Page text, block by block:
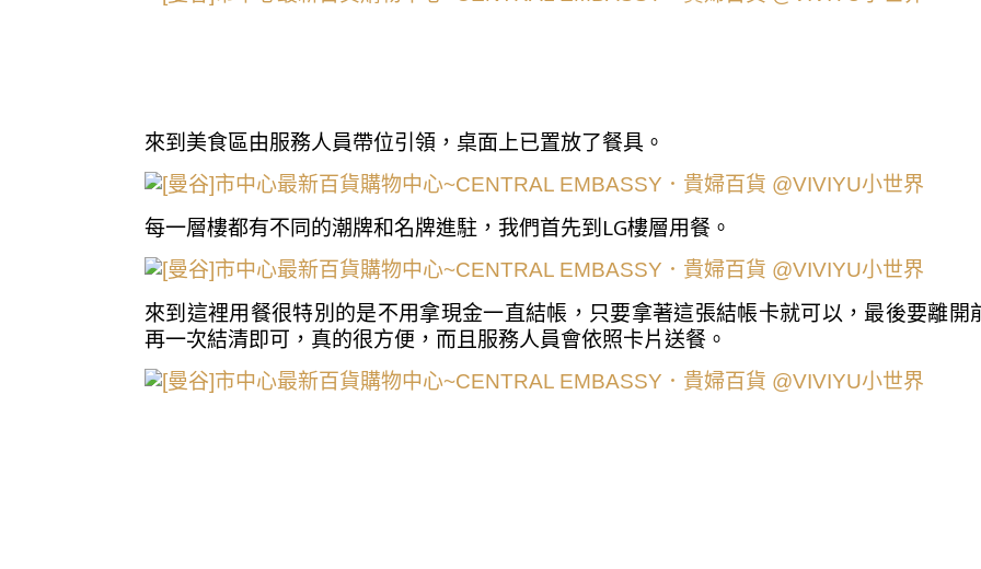
來到美食區由服務人員帶位引領，桌面上已置放了餐具。
每一層樓都有不同的潮牌和名牌進駐，我們首先到LG樓層用餐。
來到這裡用餐很特別的是不用拿現金一直結帳，只要拿著這張結帳卡就可以，最後要離開
再一次結清即可，真的很方便，而且服務人員會依照卡片送餐。